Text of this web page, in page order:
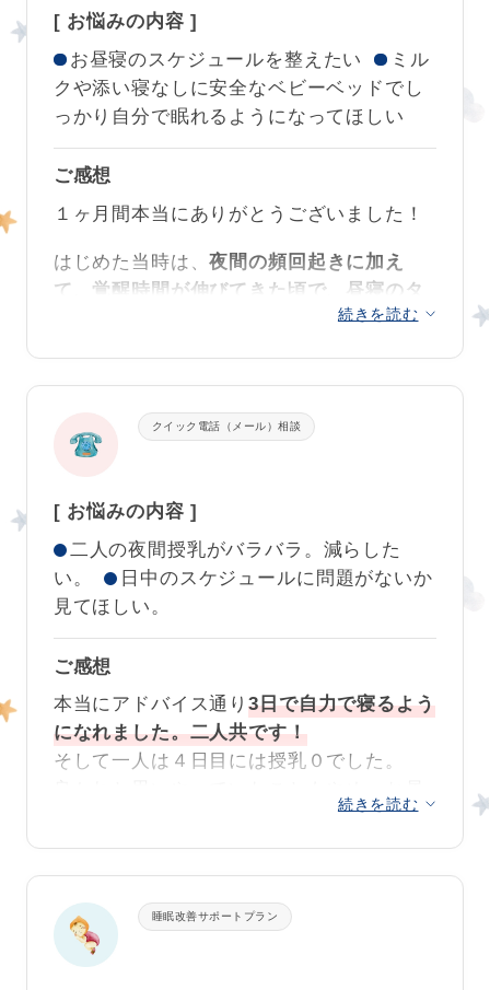
もうれしいです。
また困ったことがありましたらお声がけく
ださいね✨
や、体内時計に沿ったスケジュールを意識
していただくことで、本当にスムーズに睡
眠が安定しました！
ネットやYoutubeなどでの紹介は、ネントレ
の原理を理解していないためにトレーニン
グ方法は間違っていることも多いです。
お子さまの様子から感じた不安をそのまま
す。
この度はお声がけありがとうございまし
自信をもって引き続き良い習慣を続けてく
ださいね。もう大丈夫だと思います❣
てなかったんだなという気持ちになりま
す
。 これからも息子の眠るちからを応援し
つつ、親子でぐっすり眠って健康に過ごし
ました！
左：改善前 右：改善後
クークールナより
ご相談して本当によかったです。
クークールナより
トレーニング後の習慣の安定感が本当に素
晴らしかったです。
これまでや、トレーニング中もしっかりと
規則正しいリズムで過ごされ、その成果で
お昼寝もとっても上手になりましたね。
親子の信頼関係の強さがとても感じられま
した🥰
お昼寝の移行期も自信を持って、お伝えし
くださり、すぐにアドバイスを実践するこ
とができました。
息子の生活環境や特性を踏まえたアドバイ
スがいきたのだと思います。
以前のコンサルタントでも強く感じたの
が、リエ先生の知識と経験に基づいた的確
なアドバイス、そして何より相談者の親の
とがリエ先生の魅力だと思います。
寝かしつけのことでお悩みの方はどうかお
そのような頼りになるプロの先生に出会え
今後また、新たな課題が出てきたときに
も、リエ先生にコンサルタントをお願いし
たいです。
2回目のご利用ありがとうございました❣
小さいうちからご一緒させていただいてい
ますが、腹ばい運動やお昼寝の習慣を着け
不安定な退行期も最短で落ち着いていると
くださいね。とってもネンネ上手です✨
[ お悩みの内容 ]
お昼寝のスケジュールを整えたい
ミル
クや添い寝なしに安全なベビーベッドでし
っかり自分で眠れるようになってほしい
ご感想
１ヶ月間本当にありがとうございました！
はじめた当時は、夜間の頻回起きに加え
て、覚醒時間が伸びてきた頃で、昼寝のタ
、、という
いつも寝かしつけのことを考えていて、子
どもの睡眠の本は複数冊読んで自分なりに
じコンサルを受けさせていただきました。
私の都合でいわゆる泣かせるネントレがで
きなかったため、ご指示いただいた通りに
生活リズムを整えることがメイン
が、夜は時間になったらベビーベッドに寝
かせればセルフねんねできるようになりま
した！
そして、新しい習慣を続けていたらついに
夢の夜間授乳がなしの日も出てきました！
きたので大らかに構えていられますし、そ
の時も自分は大人のベッドに寝たまま声か
けするだけで再入眠してくれることも多い
ので、夜はしっかり休むことができるよう
になりました。
続きを読む
クイック電話（メール）相談
[ お悩みの内容 ]
二人の夜間授乳がバラバラ。減らした
い。
日中のスケジュールに問題がないか
見てほしい。
ご感想
本当にアドバイス通り3日で自力で寝るよう
になれました。二人共です！
そして一人は４日目には授乳０でした。
寝もタイミングを見て起こして大丈夫でし
た。
夫との話し合いでもプロからの助言以上の
説得力はないのでとてもスムーズでした。
二人納得して望むことができてよかったで
す。
続きを読む
睡眠改善サポートプラン